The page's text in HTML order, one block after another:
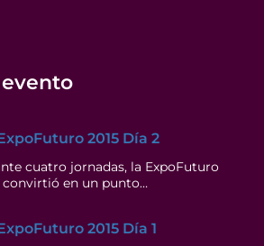
2015 Día 2
cuatro jornadas, la ExpoFuturo
convirtió en un punto…
2015 Día 1